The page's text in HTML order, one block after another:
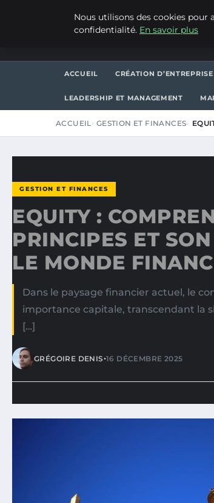
ACCUEIL CRÉATION D’ENTREPRISE
LEADERSHIP ET MANAGEMENT
ACCUEIL GESTION ET FINANCES
GESTION ET FINANCES
EQUITY :
PRINCIPES ET
LE MONDE
Dans le paysage financier actuel, le
importance capitale, transcendant la
[…]
GRÉGOIRE DENIS•16 DÉCEMBRE 2025
Nous utilisons des cookies pour
confidentialité. En savoir plus